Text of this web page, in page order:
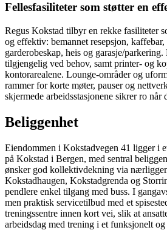
Fellesfasiliteter som støtter en
Regus Kokstad tilbyr en rekke fasiliteter
og effektiv: bemannet resepsjon,
garderobeskap, heis og garasje/
tilgjengelig ved behov, samt printer- og
kontorarealene. Lounge-områder og
rammer for korte møter, pauser og
skjermede arbeidsstasjonene sikrer ro når
Beliggenhet
Eiendommen i Kokstadvegen 41 ligger i
på Kokstad i Bergen, med sentral
ønsker god kollektivdekning via
Kokstadhaugen, Kokstadgrenda og
pendlere enkel tilgang med buss. I
men praktisk servicetilbud med et
treningssentre innen kort vei, slik at
arbeidsdag med trening i et funksjonelt